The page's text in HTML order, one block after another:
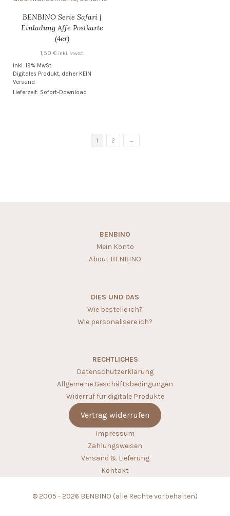
BENBINO Serie Safari |
Einladung Affe Postkarte
(4er)
1,50 € inkl. MwSt.
inkl. 19% MwSt.
Digitales Produkt, daher KEIN
Versand
Lieferzeit: Sofort-Download
1 2 →
BENBINO
Mein Konto
About BENBINO
DIES UND DAS
Wie bestelle ich?
Wie personalisere ich?
RECHTLICHES
Datenschutzerklärung
Allgemeine Geschäftsbedingungen
Widerruf für digitale Produkte
Vertrag widerrufen
Impressum
Zahlungsweisen
Versand & Lieferung
Kontakt
© 2005 - 2026 BENBINO (alle Rechte vorbehalten)